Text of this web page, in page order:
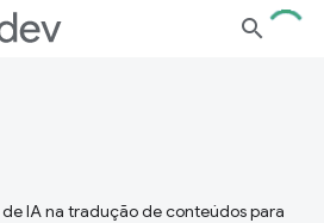
IA na tradução de conteúdos para